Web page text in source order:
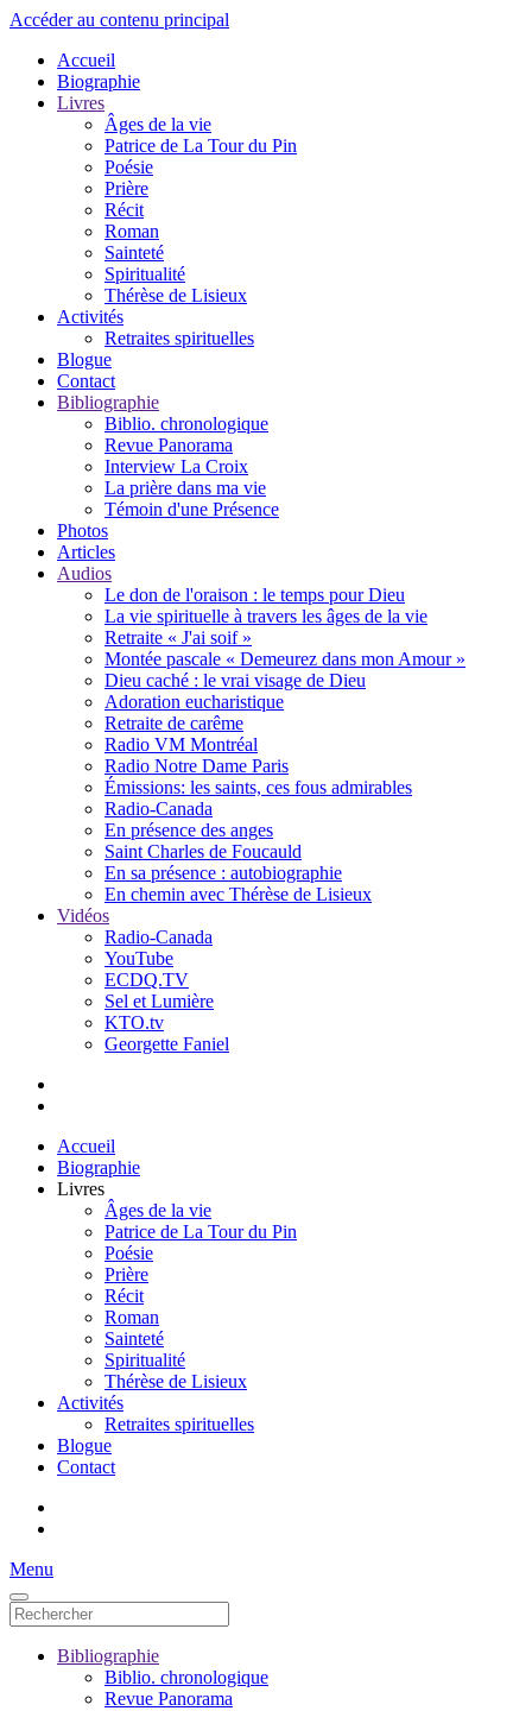
Accéder au contenu principal
Accueil
Biographie
Livres
Âges de la vie
Patrice de La Tour du Pin
Poésie
Prière
Récit
Roman
Sainteté
Spiritualité
Thérèse de Lisieux
Activités
Retraites spirituelles
Blogue
Contact
Bibliographie
Biblio. chronologique
Revue Panorama
Interview La Croix
La prière dans ma vie
Témoin d'une Présence
Photos
Articles
Audios
Le don de l'oraison : le temps pour Dieu
La vie spirituelle à travers les âges de la vie
Retraite « J'ai soif »
Montée pascale « Demeurez dans mon Amour »
Dieu caché : le vrai visage de Dieu
Adoration eucharistique
Retraite de carême
Radio VM Montréal
Radio Notre Dame Paris
Émissions: les saints, ces fous admirables
Radio-Canada
En présence des anges
Saint Charles de Foucauld
En sa présence : autobiographie
En chemin avec Thérèse de Lisieux
Vidéos
Radio-Canada
YouTube
ECDQ.TV
Sel et Lumière
KTO.tv
Georgette Faniel
Accueil
Biographie
Livres
Âges de la vie
Patrice de La Tour du Pin
Poésie
Prière
Récit
Roman
Sainteté
Spiritualité
Thérèse de Lisieux
Activités
Retraites spirituelles
Blogue
Contact
Menu
Bibliographie
Biblio. chronologique
Revue Panorama